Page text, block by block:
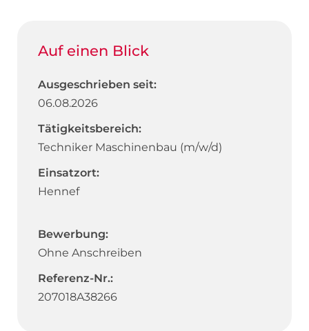
Auf einen Blick
Ausgeschrieben seit:
06.08.2026
Tätigkeitsbereich:
Techniker Maschinenbau (m/w/d)
Einsatzort:
Hennef
Bewerbung:
Ohne Anschreiben
Referenz-Nr.:
207018A38266